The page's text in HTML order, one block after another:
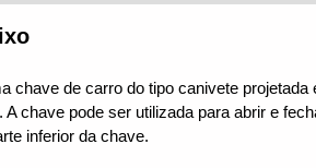
de carro do tipo canivete
chave pode ser utilizada para abrir e
inferior da chave.